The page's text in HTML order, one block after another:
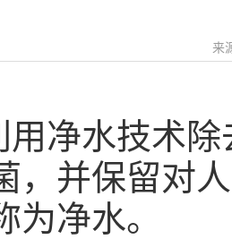
来
用净水技术
，并保留对
为净水。